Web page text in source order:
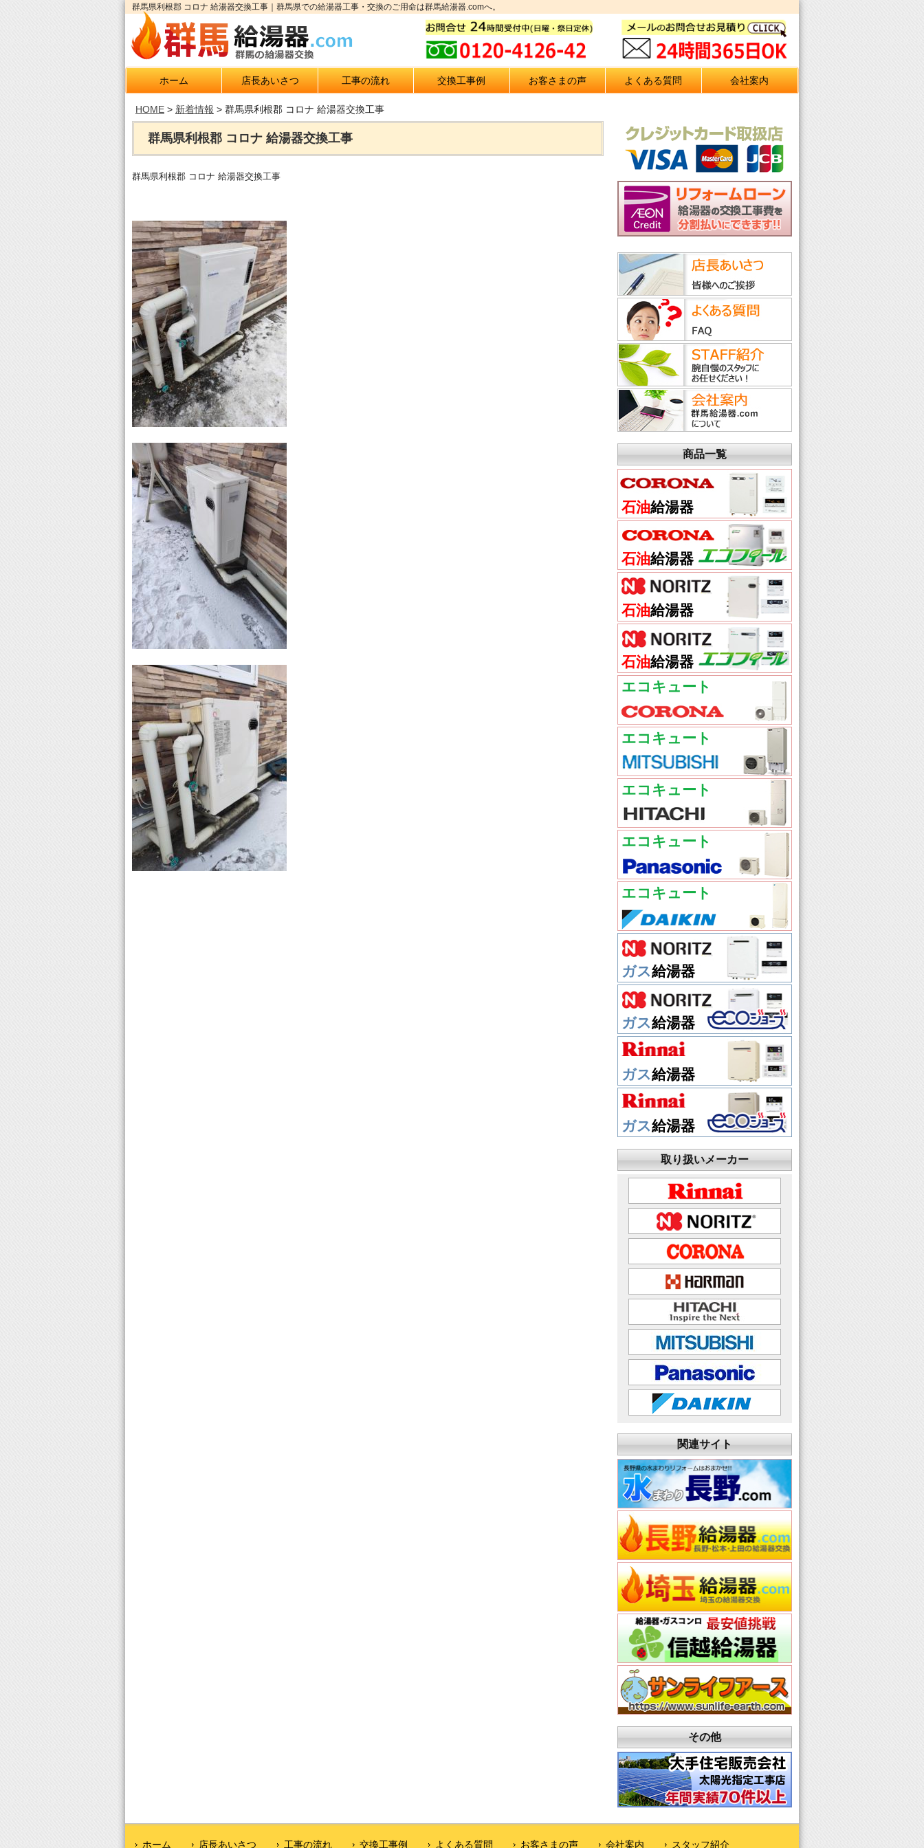
群馬県利根郡 コロナ 給湯器交換工事｜群馬県での給湯器工事・交換のご用命は群馬給湯器.comへ。
ホーム 店長あいさつ 工事の流れ 交換工事例 お客さまの声 よくある質問 会社案内
HOME > 新着情報 > 群馬県利根郡 コロナ 給湯器交換工事
群馬県利根郡 コロナ 給湯器交換工事
群馬県利根郡 コロナ 給湯器交換工事
商品一覧
石油給湯器
石油給湯器
石油給湯器
石油給湯器
エコキュート
エコキュート
エコキュート
エコキュート
エコキュート
ガス給湯器
ガス給湯器
ガス給湯器
ガス給湯器
取り扱いメーカー
関連サイト
その他
ホーム 店長あいさつ 工事の流れ 交換工事例 よくある質問 お客さまの声 会社案内 スタッフ紹介